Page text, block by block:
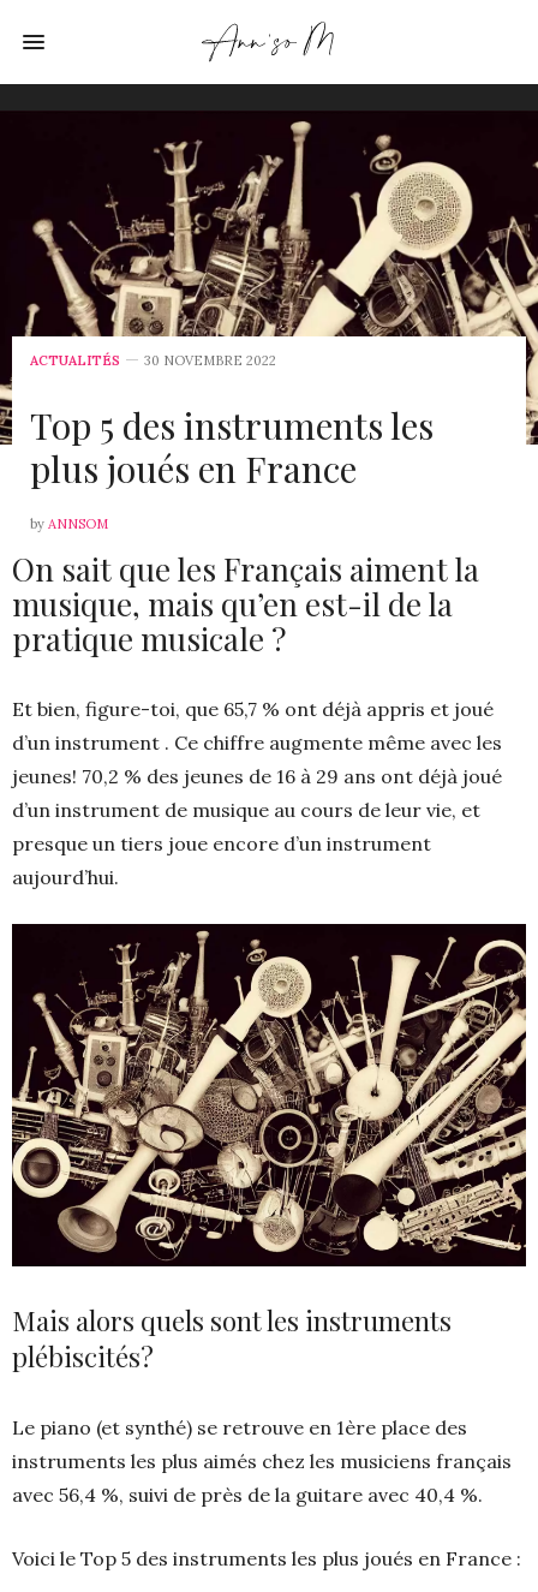
ACTUALITÉS 30 NOVEMBRE 2022
Top 5 des instruments les
plus joués en France
by ANNSOM
On sait que les Français aiment la
musique, mais qu’en est-il de la
pratique musicale ?
Et bien, figure-toi, que 65,7 % ont déjà appris et joué
d’un instrument . Ce chiffre augmente même avec les
jeunes! 70,2 % des jeunes de 16 à 29 ans ont déjà joué
d’un instrument de musique au cours de leur vie, et
presque un tiers joue encore d’un instrument
aujourd’hui.
Mais alors quels sont les instruments
plébiscités?
Le piano (et synthé) se retrouve en 1ère place des
instruments les plus aimés chez les musiciens français
avec 56,4 %, suivi de près de la guitare avec 40,4 %.
Voici le Top 5 des instruments les plus joués en France :